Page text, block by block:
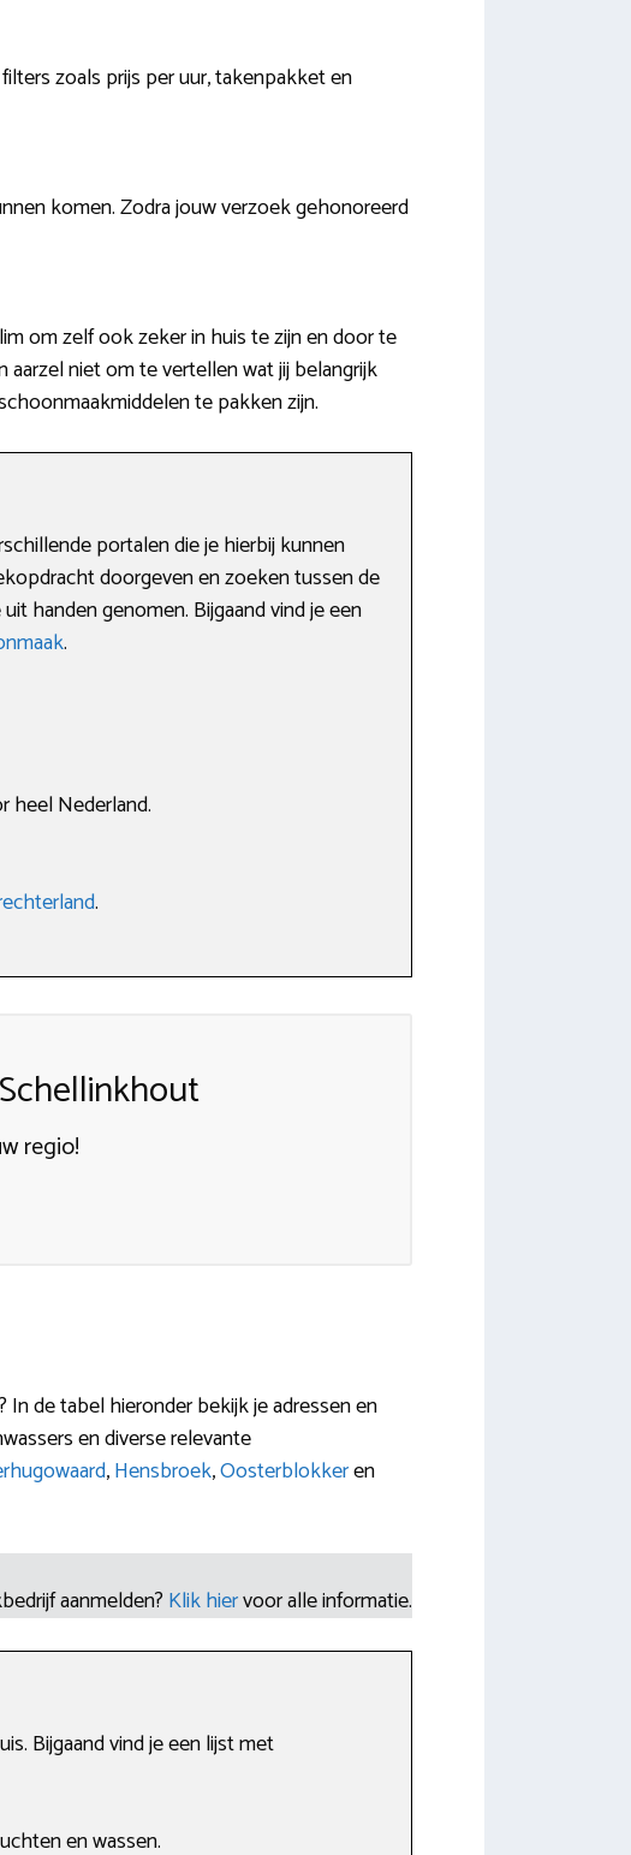
zoals prijs per uur, takenpakket en
komen. Zodra jouw verzoek gehonoreerd
om zelf ook zeker in huis te zijn en door te
niet om te vertellen wat jij belangrijk
te pakken zijn.
portalen die je hierbij kunnen
doorgeven en zoeken tussen de
handen genomen. Bijgaand vind je een
.
heel Nederland.
.
regio!
de tabel hieronder bekijk je adressen en
en diverse relevante
,Hensbroek,Oosterblokkeren
aanmelden? Klik hiervoor alle informatie.
Bijgaand vind je een lijst met
en wassen.